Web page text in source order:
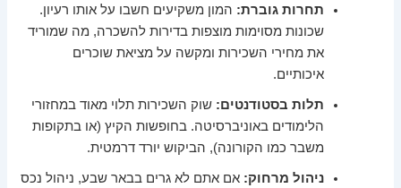
תחרות גוברת: המון משקיעים חשבו על אותו רעיון.
שכונות מסוימות מוצפות בדירות להשכרה, מה שמוריד
את מחירי השכירות ומקשה על מציאת שוכרים
איכותיים.
תלות בסטודנטים: שוק השכירות תלוי מאוד במחזורי
הלימודים באוניברסיטה. בחופשות הקיץ (או בתקופות
משבר כמו הקורונה), הביקוש יורד דרמטית.
ניהול מרחוק: אם אתם לא גרים בבאר שבע, ניהול נכס